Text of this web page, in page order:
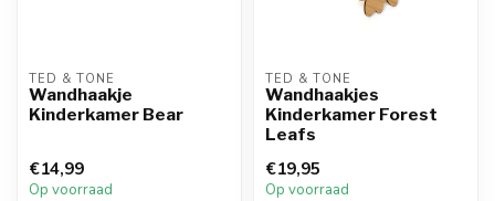
TED & TONE
Wandhaakje
Kinderkamer Bear
€14,99
Op voorraad
TED & TONE
Wandhaakjes
Kinderkamer Forest
Leafs
€19,95
Op voorraad